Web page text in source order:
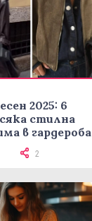
2025: 6
стилна
в гардероба
2